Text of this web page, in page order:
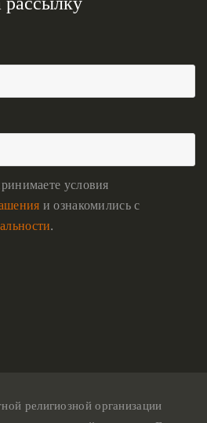
условия
и ознакомились с
.
религиозной организации